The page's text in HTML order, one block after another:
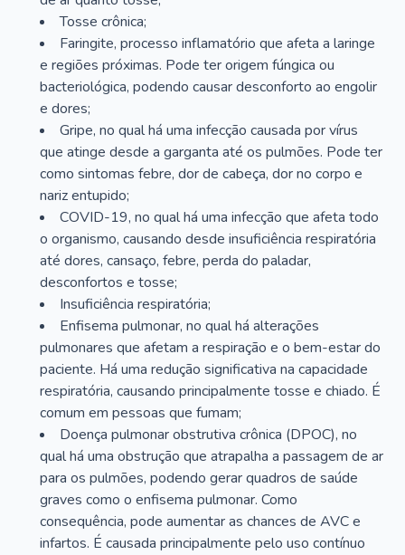
Tosse crônica;
Faringite, processo inflamatório que afeta a laringe
e regiões próximas. Pode ter origem fúngica ou
bacteriológica, podendo causar desconforto ao engolir
e dores;
Gripe, no qual há uma infecção causada por vírus
que atinge desde a garganta até os pulmões. Pode ter
como sintomas febre, dor de cabeça, dor no corpo e
nariz entupido;
COVID-19, no qual há uma infecção que afeta todo
o organismo, causando desde insuficiência respiratória
até dores, cansaço, febre, perda do paladar,
desconfortos e tosse;
Insuficiência respiratória;
Enfisema pulmonar, no qual há alterações
pulmonares que afetam a respiração e o bem-estar do
paciente. Há uma redução significativa na capacidade
respiratória, causando principalmente tosse e chiado. É
comum em pessoas que fumam;
Doença pulmonar obstrutiva crônica (DPOC), no
qual há uma obstrução que atrapalha a passagem de ar
para os pulmões, podendo gerar quadros de saúde
graves como o enfisema pulmonar. Como
consequência, pode aumentar as chances de AVC e
infartos. É causada principalmente pelo uso contínuo